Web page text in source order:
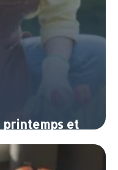
printemps et
toute l’année